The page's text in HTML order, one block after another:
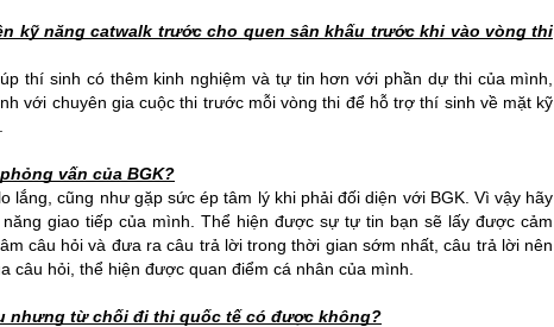
kỹ năng catwalk trước cho quen sân khấu trước khi vào vòng thi
thí sinh có thêm kinh nghiệm và tự tin hơn với phần dự thi của mình,
với chuyên gia cuộc thi trước mỗi vòng thi để hỗ trợ thí sinh về mặt kỹ
vấn của BGK?
lắng, cũng như gặp sức ép tâm lý khi phải đối diện với BGK. Vì vậy hãy
giao tiếp của mình. Thể hiện được sự tự tin bạn sẽ lấy được cảm
câu hỏi và đưa ra câu trả lời trong thời gian sớm nhất, câu trả lời nên
câu hỏi, thể hiện được quan điểm cá nhân của mình.
nhưng từ chối đi thi quốc tế có được không?